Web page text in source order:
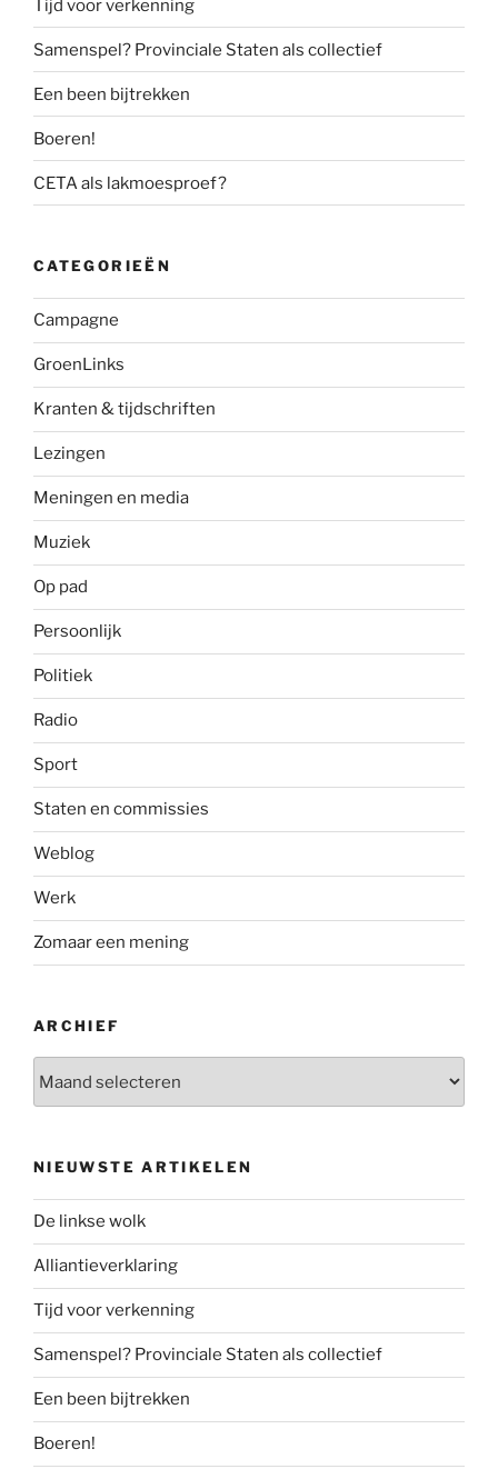
Tijd voor verkenning
Samenspel? Provinciale Staten als collectief
Een been bijtrekken
Boeren!
CETA als lakmoesproef?
CATEGORIEËN
Campagne
GroenLinks
Kranten & tijdschriften
Lezingen
Meningen en media
Muziek
Op pad
Persoonlijk
Politiek
Radio
Sport
Staten en commissies
Weblog
Werk
Zomaar een mening
ARCHIEF
NIEUWSTE ARTIKELEN
De linkse wolk
Alliantieverklaring
Tijd voor verkenning
Samenspel? Provinciale Staten als collectief
Een been bijtrekken
Boeren!